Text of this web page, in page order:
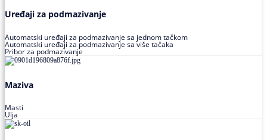
Uređaji za podmazivanje
Automatski uređaji za podmazivanje sa jednom tačkom
Automatski uređaji za podmazivanje sa više tačaka
Pribor za podmazivanje
Maziva
Masti
Ulja